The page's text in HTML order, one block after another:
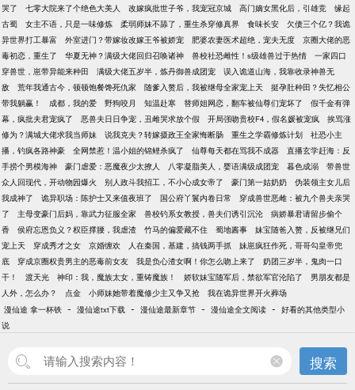
哭了
七零大院来了个绝色大美人 改嫁疯批世子爷，我宠冠京城 高门嫡女黑化后，引雄竞
缘起
古蜀
女主不语，只是一味修炼 柔弱师妹不舔了，重生杀穿修真界 食味长安
欠债三个亿？我诡
异世界打工暴富
外室进门？带嫁妆改嫁王爷被娇宠 肥婆农妻医术超绝，宠夫无度
京圈大佬的恶
毒初恋，重生了
华夏无神？满级大佬回归召唤诸神 兽校社恐雌性！s级雄兽过于热情
一家四口
穿兽世，崽带异能来种田
满级大佬五岁半，炼丹御兽成团宠
误入诡道山海，我靠收录神兽无
敌
荒年我通古今，顿顿饱餐馋死仇家 随爹入赘后，我被继母全家宠上天
挺孕肚种田？失忆相公
带我躺赢！
成都，我的爱 野狗咬月 知温赴寒 替师姐网恋，翻车被仙尊们宠坏了
假千金有弹
幕，疯批夫君宠疯了
恶兽夫日日争宠，丑雌哭求放个假 开局强吻贵校F4，假名媛被宠疯
挨骂涨
修为？满城大佬求我当师妹
说我克夫？转嫁摄政王全家悔断肠 重生之学霸修炼计划
社恐小主
播，钓疯各路神豪
全网禁惹！温小姐的锦鲤杀疯了 仙尊每天都在骂我不成器
直播玄学赶海：反
手捞个男模海神
豪门虐爱：恶魔夜少太撩人 八零凝脂美人，婴语满级成团宠 暮色成溺
带兽世
众人回现代，开动物园爆火
别人政斗我招工，不小心成女帝了 豪门第一姑奶奶
伪装领主女儿后
我成神了
诡异职场：陈护士又来值夜班了 国公府丫鬟内卷日常
穿成兽世恶雌：被九个兽夫亲哭
了
主母变豪门后妈，靠武力征服全家 兽校钓系女教授，兽夫们诱引沉沦
病娇暴君请留步偷个
香
侯府忘恩负义？权臣撑腰，我虐渣 竹马的偏爱藏不住 蜀地酱事
妹宝随爸入赘，反被继兄们
宠上天
穿成秀才之女 京婚缠欢 人在秦国，基建，搞钱两手抓
妹崽疯狂作死，哥哥勾皇帝兜
底
穿成京圈权贵男主的恶毒前女友 我是负心渣女啊！你怎么吻上来了
奶团三岁半，鬼肉一口
干！
渡天光 神印：我，魔族太女，重铸魔族！ 娇软妹宝随军后，禁欲军官沦陷了
男朋友都是
人外，怎么办？
点金 小师妹她带着魔修少主又争又抢
我在诡异世界开火葬场
漫仙途 拿一杯铁 - 漫仙途txt下载 - 漫仙途最新章节 - 漫仙途全文阅读 - 好看的其他类型小
说
搜索